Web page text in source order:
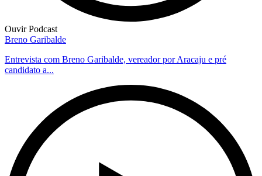
Ouvir Podcast
Breno Garibalde
Entrevista com Breno Garibalde, vereador por Aracaju e pré
candidato a...